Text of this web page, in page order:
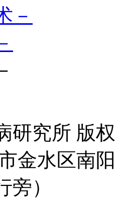
－
研究所 版
金水区南
旁）